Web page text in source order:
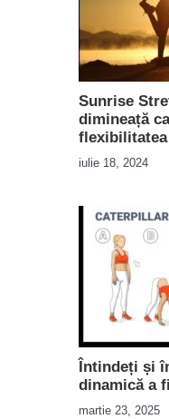
Sunrise
dimineață
flexibilitatea
iulie 18, 2024
Întindeți și
dinamică a
martie 23, 2025